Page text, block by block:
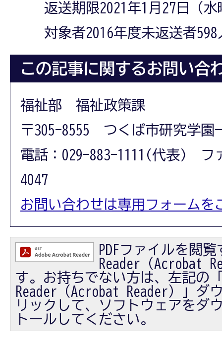
返送期限2021年1月27日（水
対象者2016年度未返送者598
この記事に関するお問い合
福祉部 福祉政策課
〒305-8555 つくば市研究学園
電話：029-883-1111(代表) フ
4047
お問い合わせは専用フォームを
PDFファイルを閲
Reader（Acrobat
す。お持ちでない方は、左記の
Reader（Acrobat Reader）」ダ
リックして、ソフトウェアをダ
トールしてください。